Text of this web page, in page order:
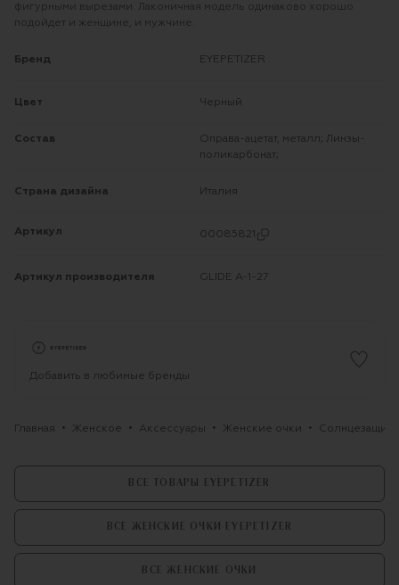
фигурными вырезами. Лаконичная модель одинаково хорошо
подойдет и женщине, и мужчине.
Бренд EYEPETIZER
Цвет Черный
Состав
Оправа-ацетат, металл; Линзы-
поликарбонат;
Страна дизайна Италия
Артикул 00085821
Артикул производителя GLIDE A-1-27
Добавить в любимые бренды
Главная Женское Аксессуары Женские очки
ВСЕ ТОВАРЫ EYEPETIZER
ВСЕ ЖЕНСКИЕ ОЧКИ EYEPETIZER
ВСЕ ЖЕНСКИЕ ОЧКИ